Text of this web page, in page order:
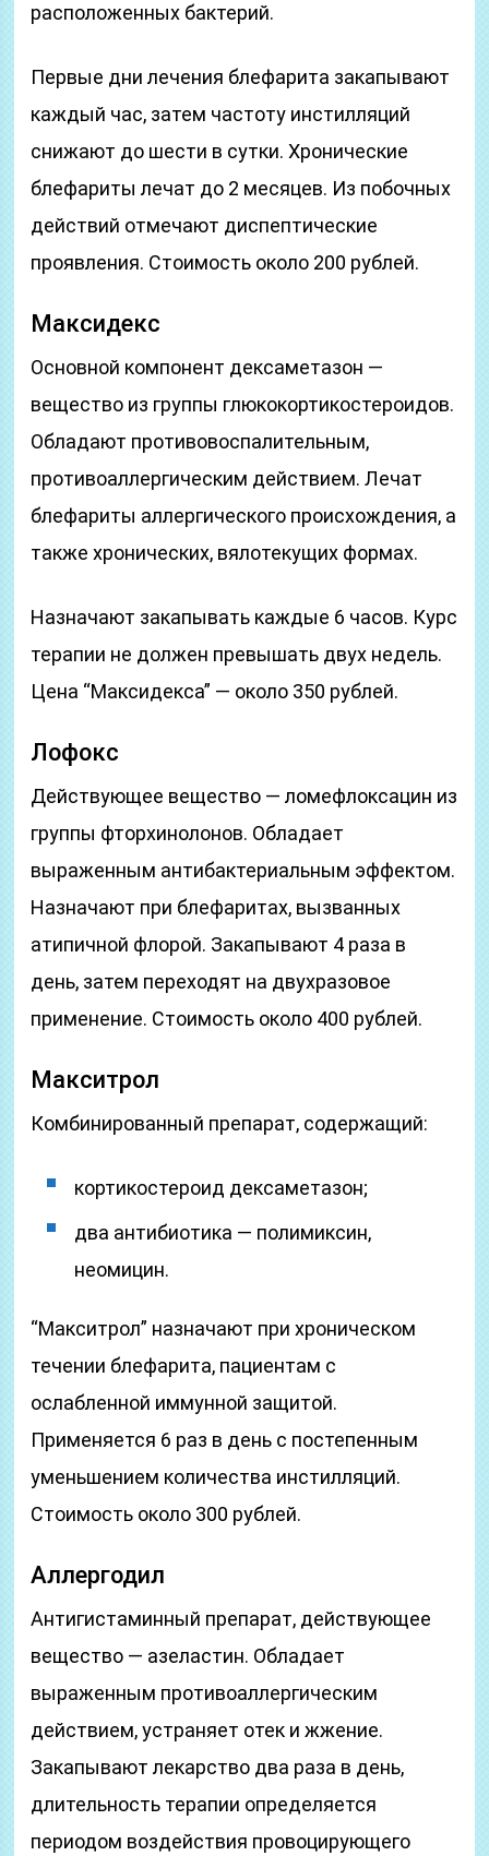
расположенных бактерий.
Первые дни лечения блефарита закапывают
каждый час, затем частоту инстилляций
снижают до шести в сутки. Хронические
блефариты лечат до 2 месяцев. Из побочных
действий отмечают диспептические
проявления. Стоимость около 200 рублей.
Максидекс
Основной компонент дексаметазон —
вещество из группы глюкокортикостероидов.
Обладают противовоспалительным,
противоаллергическим действием. Лечат
блефариты аллергического происхождения, а
также хронических, вялотекущих формах.
Назначают закапывать каждые 6 часов. Курс
терапии не должен превышать двух недель.
Цена “Максидекса” — около 350 рублей.
Лофокс
Действующее вещество — ломефлоксацин из
группы фторхинолонов. Обладает
выраженным антибактериальным эффектом.
Назначают при блефаритах, вызванных
атипичной флорой. Закапывают 4 раза в
день, затем переходят на двухразовое
применение. Стоимость около 400 рублей.
Макситрол
Комбинированный препарат, содержащий:
кортикостероид дексаметазон;
два антибиотика — полимиксин,
неомицин.
“Макситрол” назначают при хроническом
течении блефарита, пациентам с
ослабленной иммунной защитой.
Применяется 6 раз в день с постепенным
уменьшением количества инстилляций.
Стоимость около 300 рублей.
Аллергодил
Антигистаминный препарат, действующее
вещество — азеластин. Обладает
выраженным противоаллергическим
действием, устраняет отек и жжение.
Закапывают лекарство два раза в день,
длительность терапии определяется
периодом воздействия провоцирующего